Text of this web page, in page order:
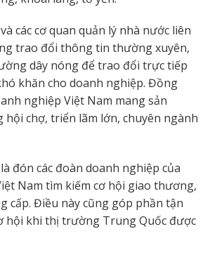
các cơ quan quản lý nhà nước liên
trao đổi thông tin thường xuyên,
dây nóng để trao đổi trực tiếp
khăn cho doanh nghiệp. Đồng
nghiệp Việt Nam mang sản
hội chợ, triển lãm lớn, chuyên ngành
đón các đoàn doanh nghiệp của
Nam tìm kiếm cơ hội giao thương,
cấp. Điều này cũng góp phần tận
hội khi thị trường Trung Quốc được